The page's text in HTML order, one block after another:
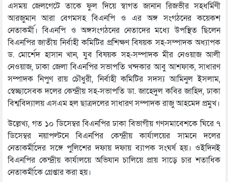
এসময় জেলগেটে তাকে ফুল দিয়ে স্বাগত জানান রিজভীর সহধর্মিণী
আরজুমান আরা বেগমসহ বিএনপি ও এর অঙ্গ সংগঠনের কয়েকশ
নেতাকর্মী। বিএনপি ও অঙ্গসংগঠনের নেতাদের মধ্যে উপস্থিত ছিলেন
বিএনপির জাতীয় নির্বাহী কমিটির প্রশিক্ষণ বিষয়ক সহ-সম্পাদক অধ্যাপক
ড. মোর্শেদ হাসান খান, যুব বিষয়ক সহ-সম্পাদক মীর নেওয়াজ আলী
নেওয়াজ, ঢাকা জেলা বিএনপির সভাপতি খন্দকার আবু আশফাক, সাধারণ
সম্পাদক নিপুণ রায় চৌধুরী, নির্বাহী কমিটির সদস্য আমিনুল ইসলাম,
স্বেচ্ছাসেবক দলের কেন্দ্রীয় সহ-সভাপতি ডা. জাহেদুল কবির জাহিদ, ঢাকা
বিশ্ববিদ্যালয় এসএম হল ছাত্রদলের সাধারণ সম্পাদক রাজু আহমেদ প্রমুখ।
উল্লেখ্য, গত ১০ ডিসেম্বর বিএনপির ঢাকা বিভাগীয় গণসমাবেশকে ঘিরে ৭
ডিসেম্বর নয়াপল্টনে বিএনপির কেন্দ্রীয় কার্যালয়ের সামনে দলের
নেতাকর্মীদের সঙ্গে পুলিশের দফায় দফায় ব্যাপক সংঘর্ষ হয়। ওইদিনই
বিএনপির কেন্দ্রীয় কার্যালয়ে অভিযান চালিয়ে প্রায় সাড়ে চার শতাধিক
নেতাকর্মীকে গ্রেপ্তার করা হয়।